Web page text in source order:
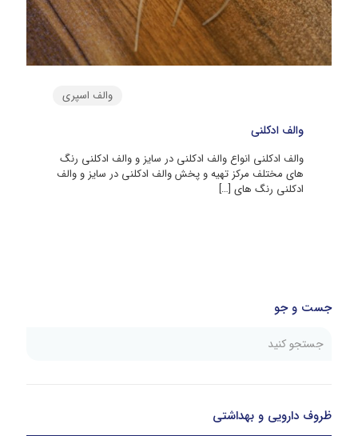
والف اسپری
والف ادکلنی
والف ادکلنی انواع والف ادکلنی در سایز و والف ادکلنی رنگ
های مختلف مرکز تهیه و پخش والف ادکلنی در سایز و والف
ادکلنی رنگ های […]
جست و جو
ظروف دارویی و بهداشتی